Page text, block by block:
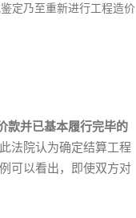
定乃至重新进行工程造价
款并已基本履行完毕的
法院认为确定结算工程
可以看出，即使双方对